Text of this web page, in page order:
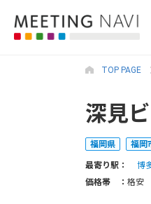
TOP PAGE
深見
福岡県 福岡
最寄り駅：
博
価格帯 ： 格安